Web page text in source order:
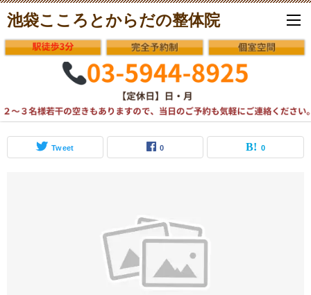
池袋こころとからだの整体院
Tweet 0 0